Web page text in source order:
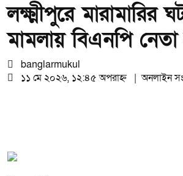
লক্ষ্মীপুরে মারামারির
মামলায় বিএনপি নেতা
banglarmukul
১১ মে ২০২৬, ১২:৪৫ অপরাহ্ন | অনলাইন